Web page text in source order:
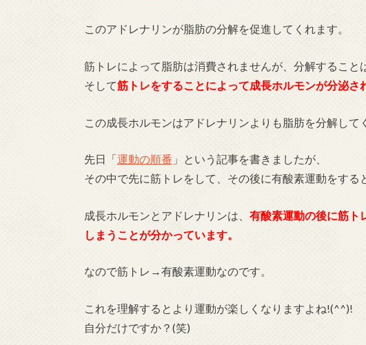
このアドレナリンが脂肪の分解を促進してくれます。
筋トレによって脂肪は消費されませんが、分解すること
そして筋トレをすることによって成長ホルモンが分泌さ
この成長ホルモンはアドレナリンよりも脂肪を分解して
先日「運動の順番 」という記事を書きましたが、
その中で先に筋トレをして、その後に有酸素運動をする
成長ホルモンとアドレナリンは、 有酸素運動の後に筋ト
しまうことが分かっています。
なので筋トレ→有酸素運動なのです。
これを理解するとより運動が楽しくなりますよね!(^^)!
自分だけですか？(笑)